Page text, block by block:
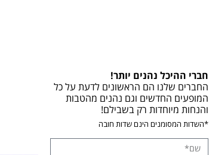
חברי ההיכל נהנים יותר!
החברים שלנו הם הראשונים לדעת על כל
המופעים החדשים וגם נהנים מהטבות
והנחות מיוחדות רק בשבילם!
*השדות המסומנים הינם שדות חובה